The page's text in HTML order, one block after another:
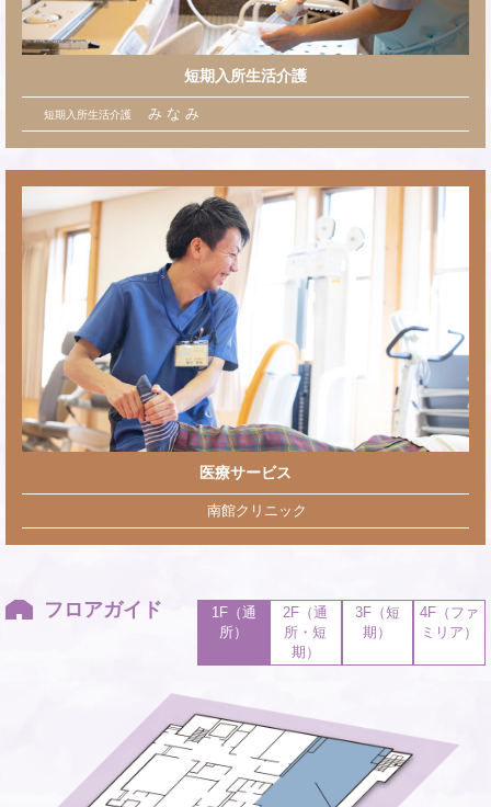
短期入所生活介護
短期入所生活介護 み な み
医療サービス
南館クリニック
フロアガイド
1F（通
所）
2F（通
所・短
期）
3F（短
期）
4F（ファ
ミリア）